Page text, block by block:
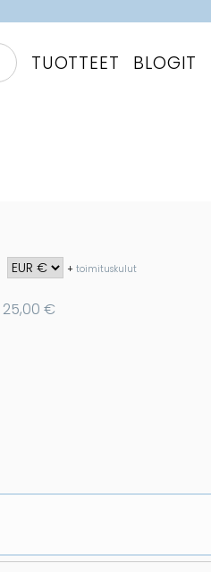
TUOTTEET BLOGIT
+toimituskulut
25,00 €